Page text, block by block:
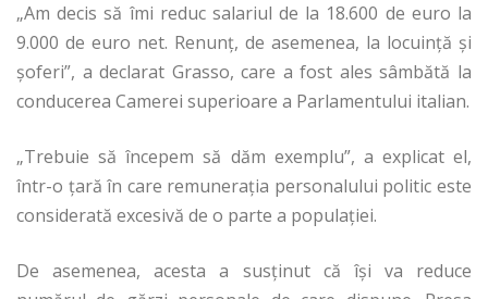
„Am decis să îmi reduc salariul de la 18.600 de euro la
9.000 de euro net. Renunţ, de asemenea, la locuinţă şi
şoferi”, a declarat Grasso, care a fost ales sâmbătă la
conducerea Camerei superioare a Parlamentului italian.
„Trebuie să începem să dăm exemplu”, a explicat el,
într-o ţară în care remuneraţia personalului politic este
considerată excesivă de o parte a populaţiei.
De asemenea, acesta a susținut că își va reduce